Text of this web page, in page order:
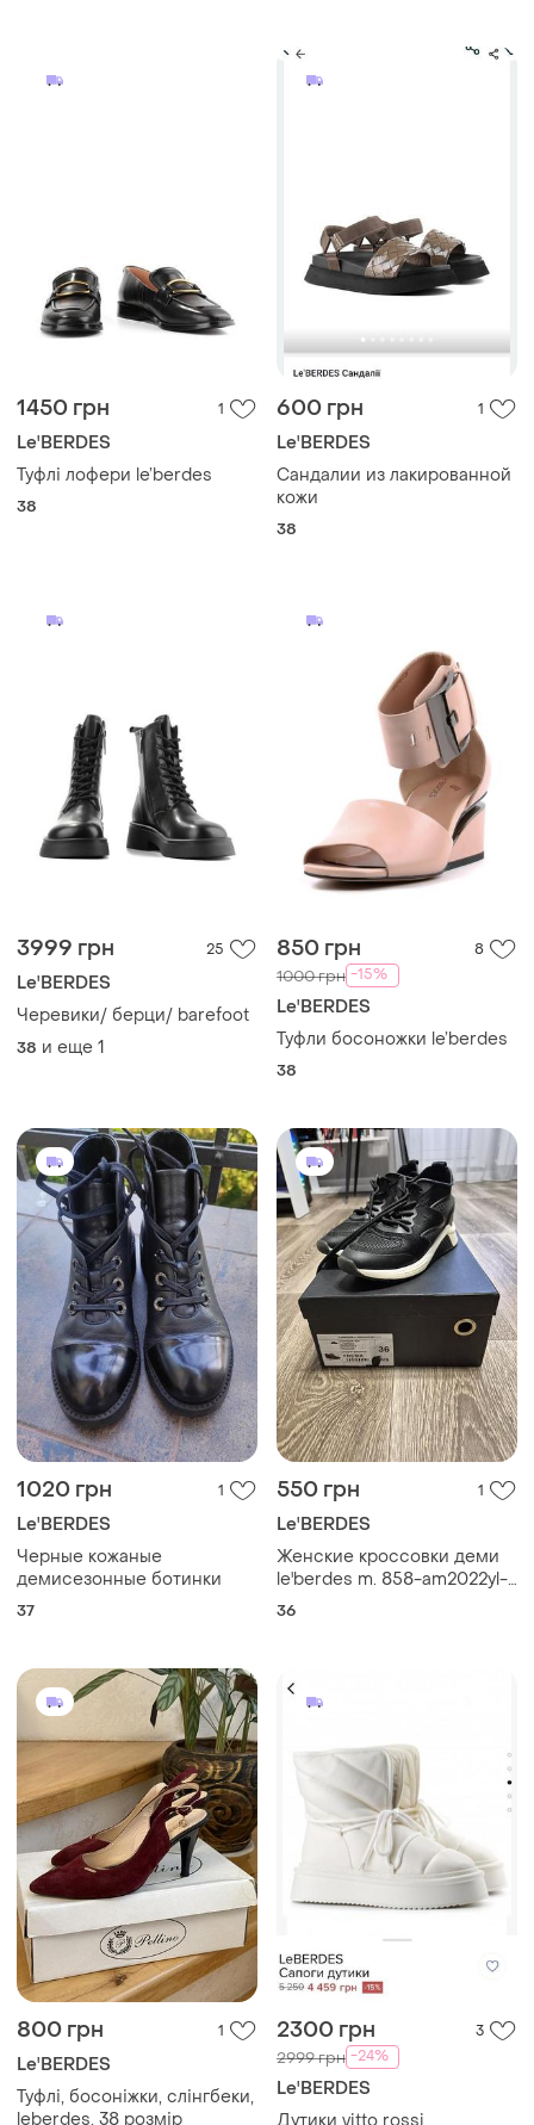
1450 грн 1
Le'BERDES
Туфлі лофери le’berdes
38
600 грн 1
Le'BERDES
Сандалии из лакированной
кожи
38
3999 грн 25
Le'BERDES
Черевики/ берци/ barefoot
38 и еще 1
850 грн 8
1000 грн -15%
Le'BERDES
Туфли босоножки le’berdes
38
1020 грн 1
Le'BERDES
Черные кожаные
демисезонные ботинки
37
550 грн 1
Le'BERDES
Женские кроссовки деми
le'berdes m. 858-am2022yl-
1-1
36
800 грн 1
Le'BERDES
Туфлі, босоніжки, слінгбеки,
leberdes, 38 розмір
2300 грн 3
2999 грн -24%
Le'BERDES